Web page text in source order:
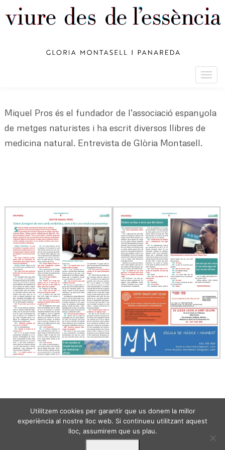
Miquel Pros és el fundador de l’associació espanyola
de metges naturistes i ha escrit diversos llibres de
medicina natural. Entrevista de Glòria Montasell.
Utilitzem cookies per garantir que us donem la millor
experiència al nostre lloc web. Si continueu utilitzant aquest
lloc, assumirem que us plau.